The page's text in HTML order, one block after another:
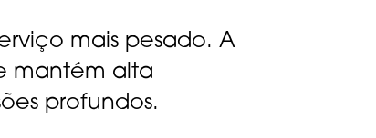
mais pesado. A
mantém alta
profundos.